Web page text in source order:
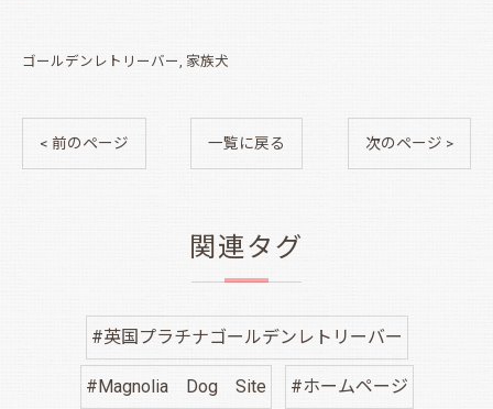
ゴールデンレトリーバー 家族犬
< 前のページ 一覧に戻る 次のページ >
関連タグ
#英国プラチナゴールデンレトリーバー
#Magnolia Dog Site #ホームページ